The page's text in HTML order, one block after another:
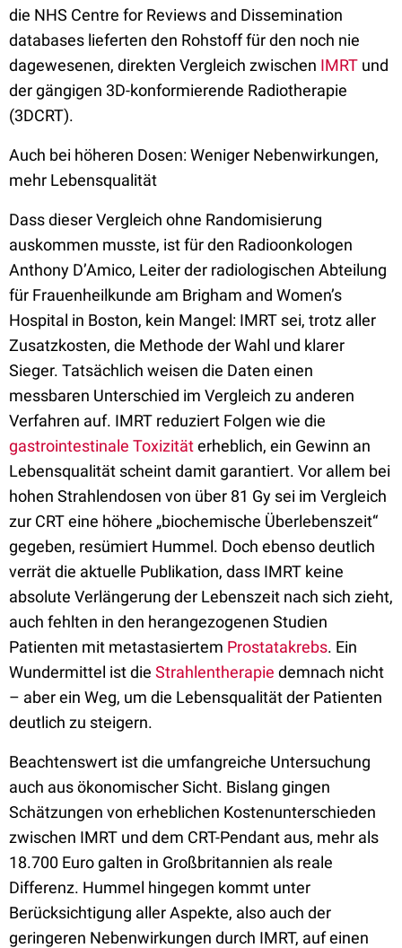
die NHS Centre for Reviews and Dissemination
databases lieferten den Rohstoff für den noch nie
dagewesenen, direkten Vergleich zwischen IMRT und
der gängigen 3D-konformierende Radiotherapie
(3DCRT).
Auch bei höheren Dosen: Weniger Nebenwirkungen,
mehr Lebensqualität
Dass dieser Vergleich ohne Randomisierung
auskommen musste, ist für den Radioonkologen
Anthony D’Amico, Leiter der radiologischen Abteilung
für Frauenheilkunde am Brigham and Women’s
Hospital in Boston, kein Mangel: IMRT sei, trotz aller
Zusatzkosten, die Methode der Wahl und klarer
Sieger. Tatsächlich weisen die Daten einen
messbaren Unterschied im Vergleich zu anderen
Verfahren auf. IMRT reduziert Folgen wie die
gastrointestinale Toxizitäterheblich, ein Gewinn an
Lebensqualität scheint damit garantiert. Vor allem bei
hohen Strahlendosen von über 81 Gy sei im Vergleich
zur CRT eine höhere „biochemische Überlebenszeit“
gegeben, resümiert Hummel. Doch ebenso deutlich
verrät die aktuelle Publikation, dass IMRT keine
absolute Verlängerung der Lebenszeit nach sich zieht,
auch fehlten in den herangezogenen Studien
Patienten mit metastasiertem Prostatakrebs. Ein
Wundermittel ist die Strahlentherapie demnach nicht
– aber ein Weg, um die Lebensqualität der Patienten
deutlich zu steigern.
Beachtenswert ist die umfangreiche Untersuchung
auch aus ökonomischer Sicht. Bislang gingen
Schätzungen von erheblichen Kostenunterschieden
zwischen IMRT und dem CRT-Pendant aus, mehr als
18.700 Euro galten in Großbritannien als reale
Differenz. Hummel hingegen kommt unter
Berücksichtigung aller Aspekte, also auch der
geringeren Nebenwirkungen durch IMRT, auf einen